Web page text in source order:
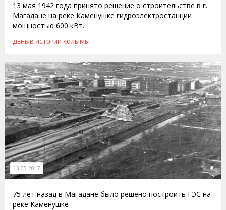
13 мая 1942 года принято решение о строительстве в г.
Магадане на реке Каменушке гидроэлектростанции
мощностью 600 кВт.
ДЕНЬ В ИСТОРИИ КОЛЫМЫ
13.05.2017
75 лет назад в Магадане было решено построить ГЭС на
реке Каменушке